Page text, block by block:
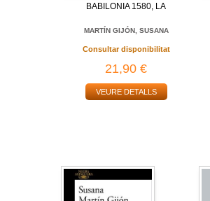
BABILONIA 1580, LA
MARTÍN GIJÓN, SUSANA
Consultar disponibilitat
21,90 €
VEURE DETALLS